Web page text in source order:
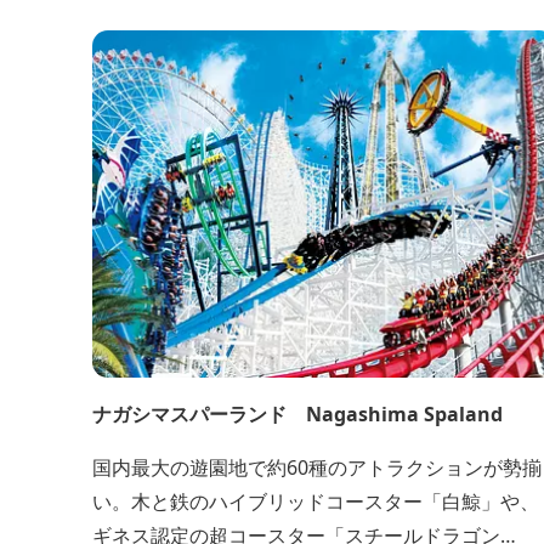
阿児の松原地域活性化センターに1か所） 無料 【
ャワー】 有(有料) 【駐車場】 有...
ナガシマスパーランド Nagashima Spaland
国内最大の遊園地で約60種のアトラクションが勢揃
い。木と鉄のハイブリッドコースター「白鯨」や、
ギネス認定の超コースター「スチールドラゴン